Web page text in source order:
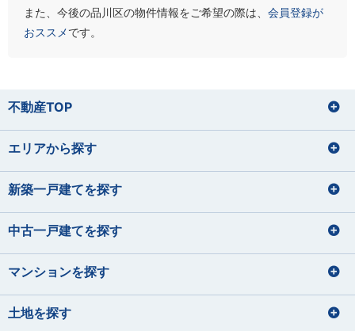
また、今後の品川区の物件情報をご希望の際は、 会員登録が
おススメです。
不動産TOP
エリアから探す
新築一戸建てを探す
中古一戸建てを探す
マンションを探す
土地を探す